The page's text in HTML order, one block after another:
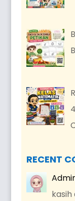
RECENT